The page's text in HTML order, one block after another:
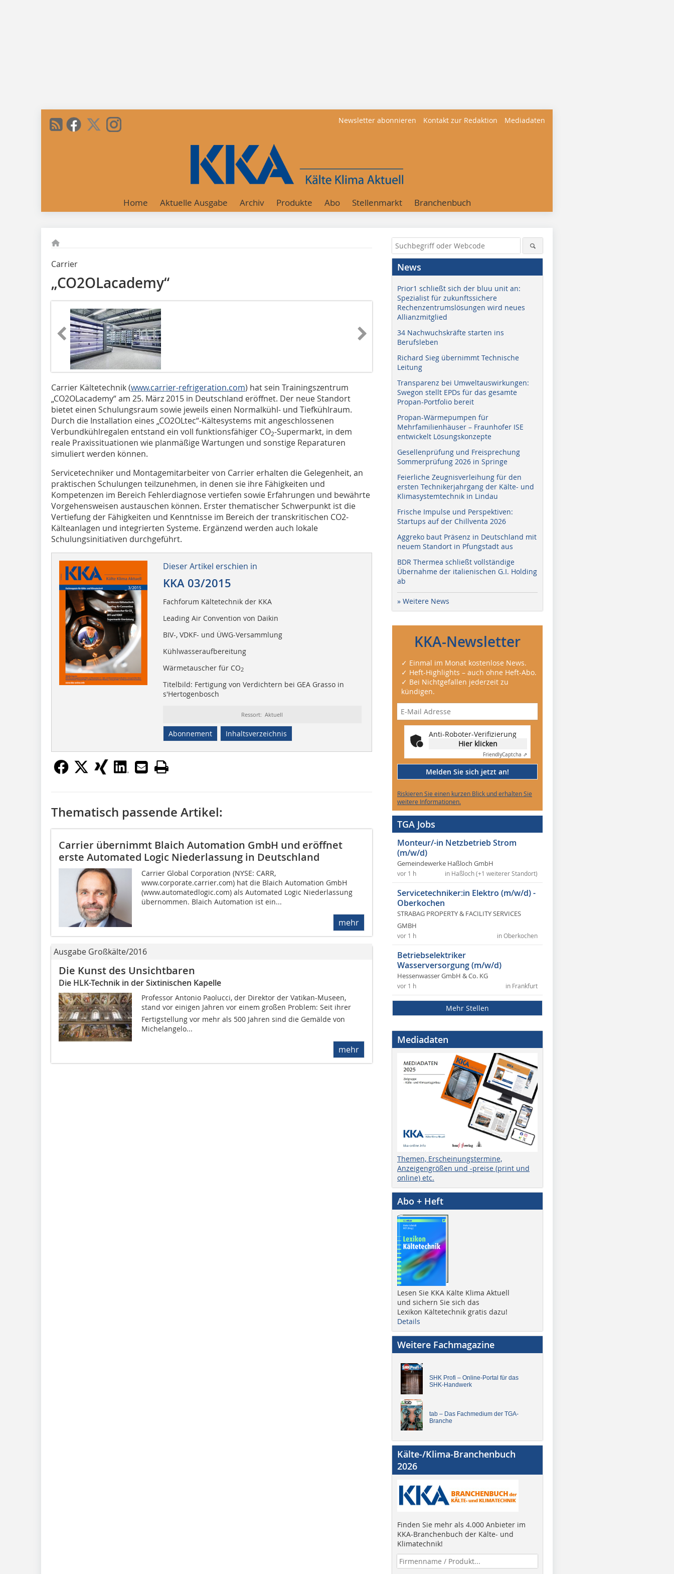
Newsletter abonnieren Kontakt zur Redaktion Mediadaten
Home Aktuelle Ausgabe Archiv Produkte Abo Stellenmarkt Branchenbuch
Carrier
„CO2OLacademy“
Carrier Kältetechnik (www.carrier-refrigeration.com) hat sein Trainingszentrum
„CO2OL­academy“ am 25. März 2015 in Deutschland eröffnet. Der neue Standort
bietet einen Schulungsraum sowie jeweils einen Normalkühl- und Tiefkühlraum.
Durch die Installation eines „CO2OLtec“-Kältesystems mit angeschlossenen
Verbundkühlregalen entstand ein voll funktionsfähiger CO2-Supermarkt, in dem
reale Praxissituationen wie planmäßige Wartungen und sonstige Reparaturen
simuliert werden können.
Servicetechniker und Montagemitarbeiter von Carrier erhalten die Gelegenheit, an
praktischen Schulungen teilzunehmen, in denen sie ihre Fähigkeiten und
Kompetenzen im Bereich Fehlerdiagnose vertiefen sowie Erfahrungen und bewährte
Vorgehensweisen austauschen können. Erster thematischer Schwerpunkt ist die
Vertiefung der Fähigkeiten und Kenntnisse im Bereich der transkritischen CO2-
Kälteanlagen und integrierten Systeme. Ergänzend werden auch lokale
Schulungsinitiativen durchgeführt.
Dieser Artikel erschien in
KKA 03/2015
Fachforum Kältetechnik der KKA
Leading Air Convention von Daikin
BIV-, VDKF- und ÜWG-Versammlung
Kühlwasseraufbereitung
Wärmetauscher für CO2
Titelbild: Fertigung von Verdichtern bei GEA Grasso in
s'Hertogenbosch
Ressort: Aktuell
Abonnement Inhaltsverzeichnis
Thematisch passende Artikel:
Carrier übernimmt Blaich Automation GmbH und eröffnet
erste Automated Logic Niederlassung in Deutschland
Carrier Global Corporation (NYSE: CARR,
www.corporate.carrier.com) hat die Blaich Automation GmbH
(www.automatedlogic.com) als Automated Logic Niederlassung
übernommen. Blaich Automation ist ein...
mehr
Ausgabe Großkälte/2016
Die Kunst des Unsichtbaren
Die HLK-Technik in der Sixtinischen Kapelle
Professor Antonio Paolucci, der Direktor der Vatikan-Museen,
stand vor einigen Jahren vor einem großen Problem: Seit ihrer
Fertigstellung vor mehr als 500 Jahren sind die Gemälde von
Michelangelo...
mehr
News
Prior1 schließt sich der bluu unit an:
Spezialist für zukunftssichere
Rechenzentrumslösungen wird neues
Allianzmitglied
34 Nachwuchskräfte starten ins
Berufsleben
Richard Sieg übernimmt Technische
Leitung
Transparenz bei Umweltauswirkungen:
Swegon stellt EPDs für das gesamte
Propan-Portfolio bereit
Propan-Wärmepumpen für
Mehrfamilienhäuser – Fraunhofer ISE
entwickelt Lösungskonzepte
Gesellenprüfung und Freisprechung
Sommerprüfung 2026 in Springe
Feierliche Zeugnisverleihung für den
ersten Technikerjahrgang der Kälte- und
Klimasystemtechnik in Lindau
Frische Impulse und Perspektiven:
Startups auf der Chillventa 2026
Aggreko baut Präsenz in Deutschland mit
neuem Standort in Pfungstadt aus
BDR Thermea schließt vollständige
Übernahme der italienischen G.I. Holding
ab
» Weitere News
KKA-Newsletter
✓ Einmal im Monat kostenlose News.
✓ Heft-Highlights – auch ohne Heft-Abo.
✓ Bei Nichtgefallen jederzeit zu
kündigen.
Anti-Roboter-Verifizierung
Hier klicken
FriendlyCaptcha ⇗
Melden Sie sich jetzt an!
Riskieren Sie einen kurzen Blick und erhalten Sie
weitere Informationen.
TGA Jobs
Monteur/-in Netzbetrieb Strom
(m/w/d)
Gemeindewerke Haßloch GmbH
in Haßloch (+1 weiterer Standort)
vor 1 h
Servicetechniker:in Elektro (m/w/d) -
Oberkochen
STRABAG PROPERTY & FACILITY SERVICES
GMBH
in Oberkochen
vor 1 h
Betriebselektriker
Wasserversorgung (m/w/d)
Hessenwasser GmbH & Co. KG
in Frankfurt
vor 1 h
Mehr Stellen
Mediadaten
Themen, Erscheinungstermine,
Anzeigengrößen und -preise (print und
online) etc.
Abo + Heft
Lesen Sie KKA Kälte Klima Aktuell
und sichern Sie sich das
Lexikon Kältetechnik gratis dazu!
Details
Weitere Fachmagazine
SHK Profi – Online-Portal für das
SHK-Handwerk
tab – Das Fachmedium der TGA-
Branche
Kälte-/Klima-Branchenbuch
2026
Finden Sie mehr als 4.000 Anbieter im
KKA-Branchenbuch der Kälte- und
Klimatechnik!